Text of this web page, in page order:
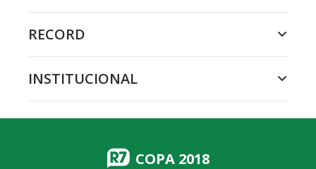
RECORD
INSTITUCIONAL
COPA 2018